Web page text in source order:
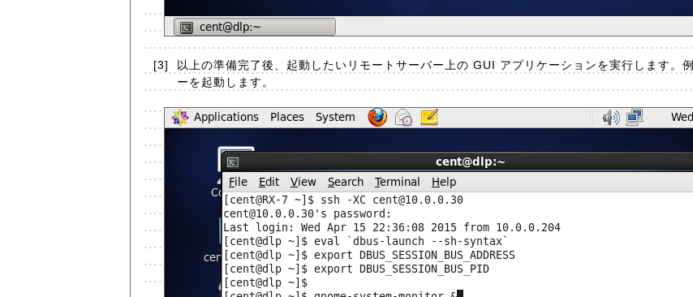
[3]
以上の準備完了後、起動したいリモートサーバー上の GUI アプリケーションを実行します。
ーを起動します。